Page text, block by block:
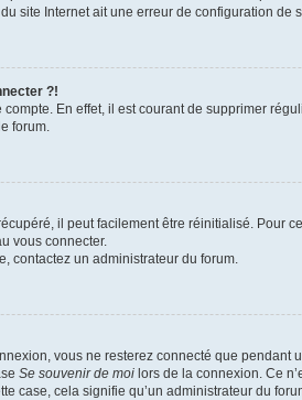
site Internet ait une erreur de configuration de
?!
En effet, il est courant de supprimer
forum.
il peut facilement être réinitialisé. Pour
vous connecter.
contactez un administrateur du forum.
vous ne resterez connecté que pendant
Se souvenir de moi lors de la connexion. Ce
case, cela signifie qu’un administrateur du